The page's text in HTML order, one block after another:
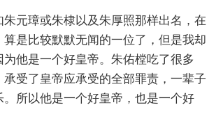
朱元璋或朱棣以及朱厚照那样出名，在
算是比较默默无闻的一位了，但是我却
他是一个好皇帝。朱佑樘吃了很多
受了皇帝应承受的全部罪责，一辈子
所以他是一个好皇帝，也是一个好